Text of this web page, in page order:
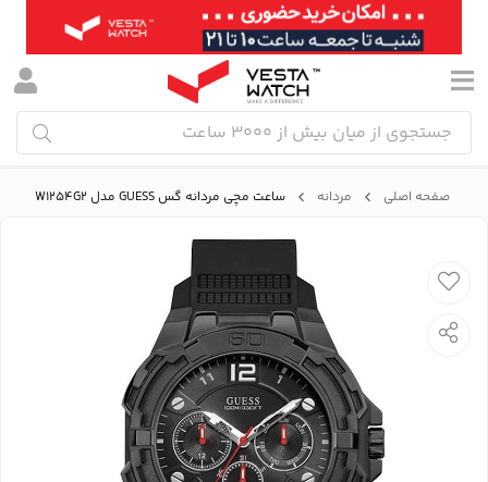
صفحه اصلی مردانه ساعت مچی مردانه گس GUESS مدل W1254G2